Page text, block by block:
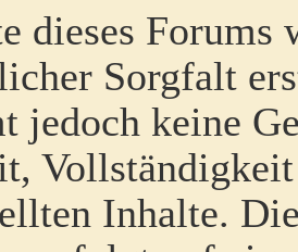
dieses Forums
Sorgfalt
jedoch keine
Inhalte.